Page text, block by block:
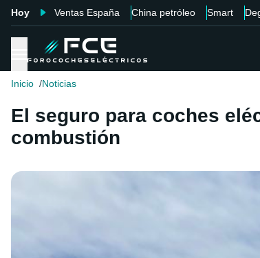
Hoy Ventas España China petróleo Smart
Inicio Noticias
El seguro para coches
combustión